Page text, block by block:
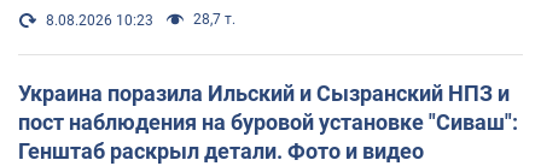
8.08.2026 10:23 28,7 т.
Украина поразила Ильский и Сызранский НПЗ и
пост наблюдения на буровой установке "Сиваш":
Генштаб раскрыл детали. Фото и видео